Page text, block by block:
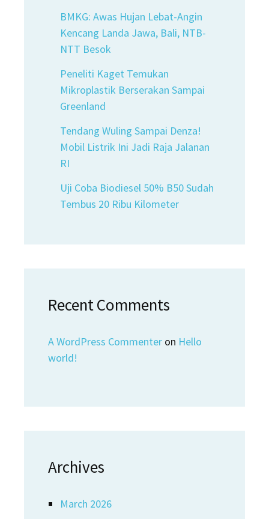
BMKG: Awas Hujan Lebat-Angin
Kencang Landa Jawa, Bali, NTB-
NTT Besok
Peneliti Kaget Temukan
Mikroplastik Berserakan Sampai
Greenland
Tendang Wuling Sampai Denza!
Mobil Listrik Ini Jadi Raja Jalanan
RI
Uji Coba Biodiesel 50% B50 Sudah
Tembus 20 Ribu Kilometer
Recent Comments
A WordPress Commenter on Hello
world!
Archives
March 2026